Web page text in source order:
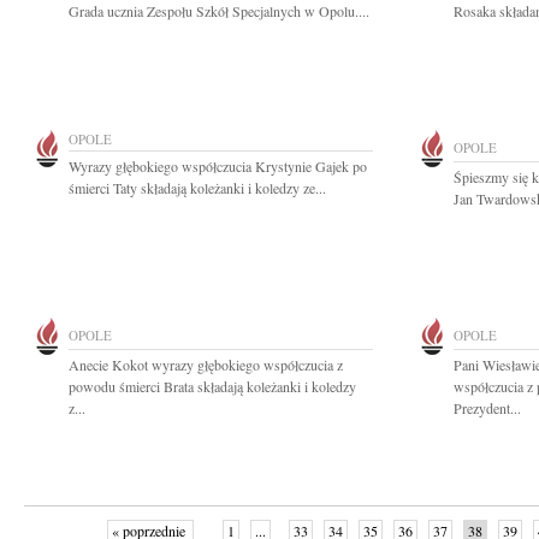
Grada ucznia Zespołu Szkół Specjalnych w Opolu....
Rosaka
OPOLE
Wyrazy głębokiego współczucia Krystynie Gajek po
śmierci Taty składają koleżanki i koledzy ze...
OPOLE
Śpieszmy się
Jan
OPOLE
Anecie Kokot wyrazy głębokiego współczucia z
powodu śmierci Brata składają koleżanki i koledzy
z...
OPOLE
Pani
współczucia
Prezydent...
« poprzednie 1 ... 33 34 35 36 37 38 39